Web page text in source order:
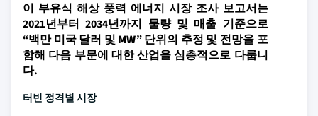
이 부유식 해상 풍력 에너지 시장 조사 보고서는
2021년부터 2034년까지 물량 및 매출 기준으로
“백만 미국 달러 및 MW” 단위의 추정 및 전망을 포
함해 다음 부문에 대한 산업을 심층적으로 다룹니
다.
터빈 정격별 시장